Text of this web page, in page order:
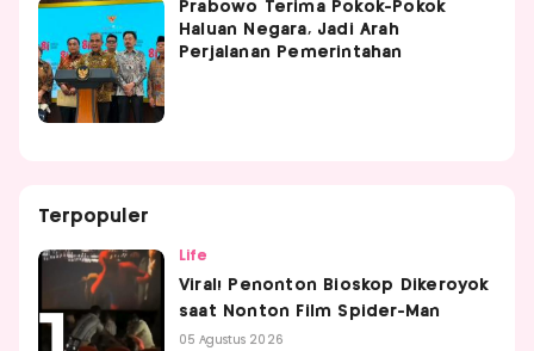
Prabowo Terima Pokok-Pokok
Haluan Negara, Jadi Arah
Perjalanan Pemerintahan
Terpopuler
Life
Viral! Penonton Bioskop Dikeroyok
saat Nonton Film Spider-Man
05 Agustus 2026